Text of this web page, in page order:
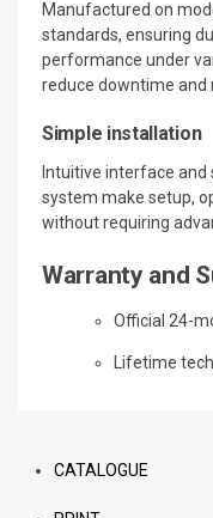
Manufactured on
standards, ensuring
performance under
reduce downtime and
Simple installation
Intuitive interface
system make setup,
without requiring
Warranty and
Official 24-
Lifetime
CATALOGUE